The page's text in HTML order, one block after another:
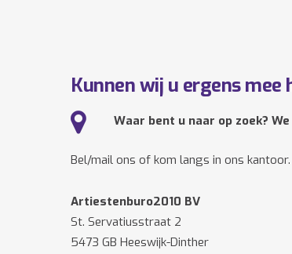
Kunnen wij u ergens mee
Waar bent u naar op zoek?
Bel/mail ons of kom langs in ons kantoor.
Artiestenburo2010 BV
St. Servatiusstraat 2
5473 GB Heeswijk-Dinther